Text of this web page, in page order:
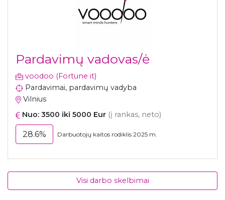
Pardavimų vadovas/ė
voodoo (Fortune it)
Pardavimai, pardavimų vadyba
Vilnius
Nuo: 3500 iki 5000 Eur (į rankas, neto)
28.6% Darbuotojų kaitos rodiklis 2025 m.
Visi darbo skelbimai